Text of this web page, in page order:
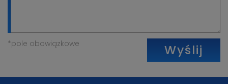
*pole obowiązkowe Wyślij